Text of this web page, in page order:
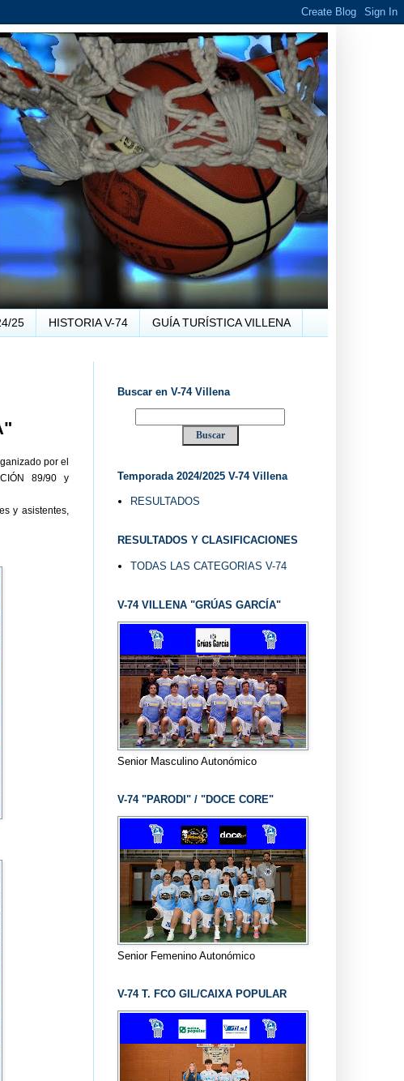
25 HISTORIA V-74 GUÍA TURÍSTICA VILLENA
por el
89/90 y
y asistentes,
Buscar en V-74 Villena
Temporada 2024/2025 V-74 Villena
RESULTADOS
RESULTADOS Y CLASIFICACIONES
TODAS LAS CATEGORIAS V-74
V-74 VILLENA "GRÚAS GARCÍA"
Senior Masculino Autonómico
V-74 "PARODI" / "DOCE CORE"
Senior Femenino Autonómico
V-74 T. FCO GIL/CAIXA POPULAR